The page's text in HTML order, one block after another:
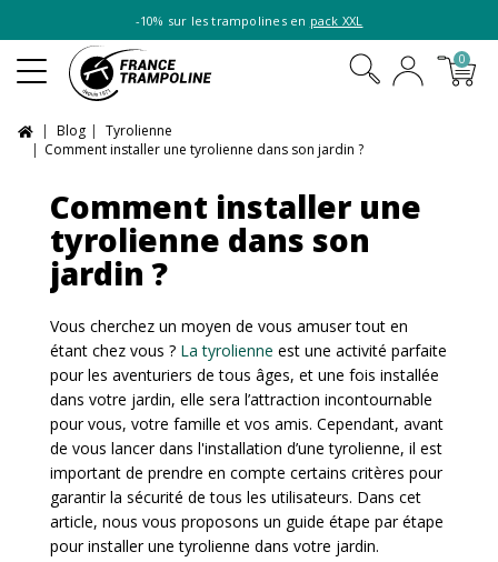
-10% sur les trampolines en pack XXL
0
Blog
Tyrolienne
Comment installer une tyrolienne dans son jardin ?
Comment installer une
tyrolienne dans son
jardin ?
Vous cherchez un moyen de vous amuser tout en
étant chez vous ? La tyrolienne est une activité parfaite
pour les aventuriers de tous âges, et une fois installée
dans votre jardin, elle sera l’attraction incontournable
pour vous, votre famille et vos amis. Cependant, avant
de vous lancer dans l'installation d’une tyrolienne, il est
important de prendre en compte certains critères pour
garantir la sécurité de tous les utilisateurs. Dans cet
article, nous vous proposons un guide étape par étape
pour installer une tyrolienne dans votre jardin.